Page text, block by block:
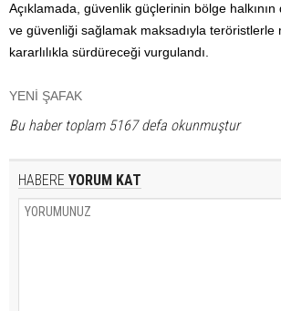
Açıklamada, güvenlik güçlerinin bölge
ve güvenliği sağlamak maksadıyla teröristlerle
kararlılıkla sürdüreceği vurgulandı.
YENİ ŞAFAK
Bu haber toplam 5167 defa okunmuştur
HABERE YORUM KAT